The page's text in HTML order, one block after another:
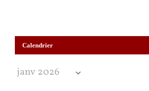
Calendrier